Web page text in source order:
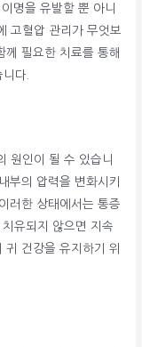
명을 유발할 뿐 아니
고혈압 관리가 무엇보
께 필요한 치료를 통해
다.
원인이 될 수 있습니
부의 압력을 변화시키
러한 상태에서는 통증
유되지 않으면 지속
건강을 유지하기 위